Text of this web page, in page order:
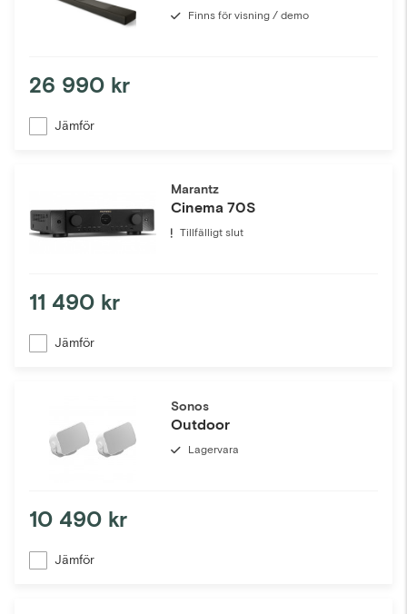
Finns för visning / demo
26 990 kr
Jämför
Marantz
Cinema 70S
Tillfälligt slut
11 490 kr
Jämför
Sonos
Outdoor
Lagervara
10 490 kr
Jämför